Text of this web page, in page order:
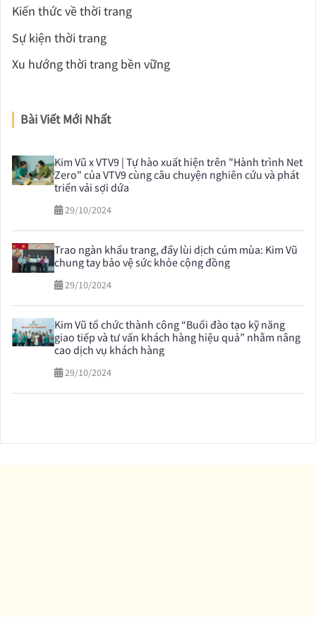
Kiến thức về thời trang
Sự kiện thời trang
Xu hướng thời trang bền vững
Bài Viết Mới Nhất
Kim Vũ x VTV9 | Tự hào xuất hiện trên "Hành trình Net
Zero" của VTV9 cùng câu chuyện nghiên cứu và phát
triển vải sợi dứa
29/10/2024
Trao ngàn khẩu trang, đẩy lùi dịch cúm mùa: Kim Vũ
chung tay bảo vệ sức khỏe cộng đồng
29/10/2024
Kim Vũ tổ chức thành công “Buổi đào tạo kỹ năng
giao tiếp và tư vấn khách hàng hiệu quả” nhằm nâng
cao dịch vụ khách hàng
29/10/2024